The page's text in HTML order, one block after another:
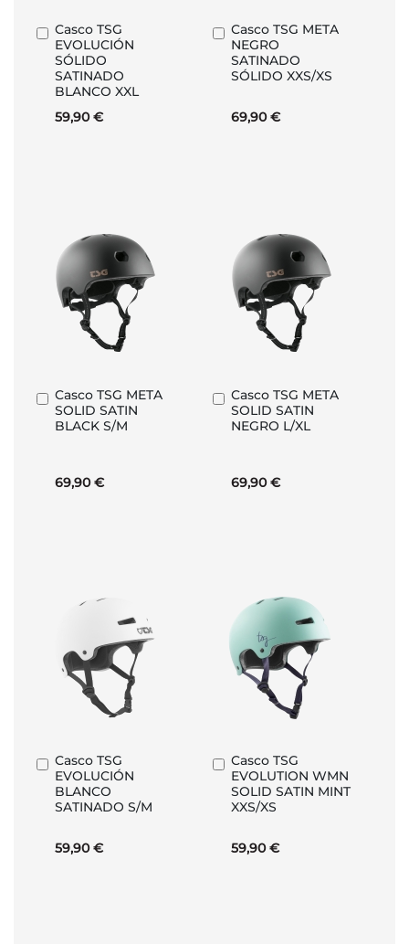
Casco TSG
EVOLUCIÓN
SÓLIDO
SATINADO
BLANCO XXL
59,90 €
Añadir
al
carrito
Casco TSG META
NEGRO
SATINADO
SÓLIDO XXS/XS
69,90 €
Añadir
al
carrito
Casco TSG META
SOLID SATIN
BLACK S/M
69,90 €
Añadir
al
carrito
Casco TSG META
SOLID SATIN
NEGRO L/XL
69,90 €
Añadir
al
carrito
Casco TSG
EVOLUCIÓN
BLANCO
SATINADO S/M
59,90 €
Añadir
al
carrito
Casco TSG
EVOLUTION WMN
SOLID SATIN MINT
XXS/XS
59,90 €
Añadir
al
carrito